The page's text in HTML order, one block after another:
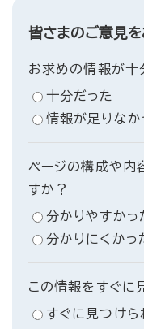
皆さまのご意見
お求めの情報が十
十分だった
情報が足りなか
ページの構成や内
すか？
分かりやすかっ
分かりにくかっ
この情報をすぐに
すぐに見つけら